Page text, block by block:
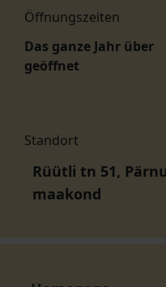
Öffnungszeiten
Das ganze Jahr über
geöffnet
Standort
Rüütli tn 51,
maakond